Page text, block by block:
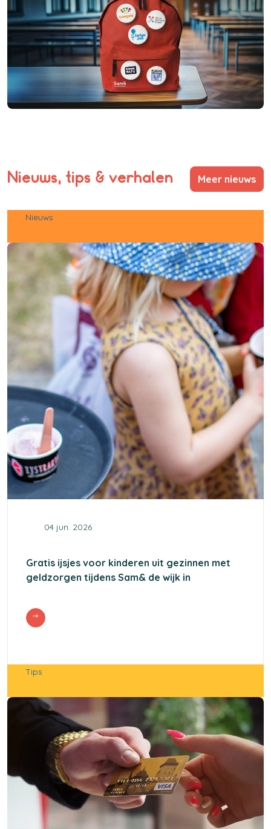
Nieuws, tips & verhalen Meer nieuws
Nieuws
04 jun. 2026
Gratis ijsjes voor kinderen uit gezinnen met
geldzorgen tijdens Sam& de wijk in
Tips